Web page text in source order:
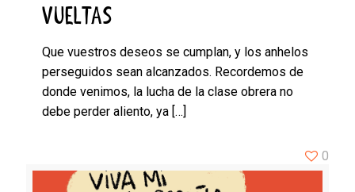
VUELTAS
Que vuestros deseos se cumplan, y los anhelos
perseguidos sean alcanzados. Recordemos de
donde venimos, la lucha de la clase obrera no
debe perder aliento, ya […]
0